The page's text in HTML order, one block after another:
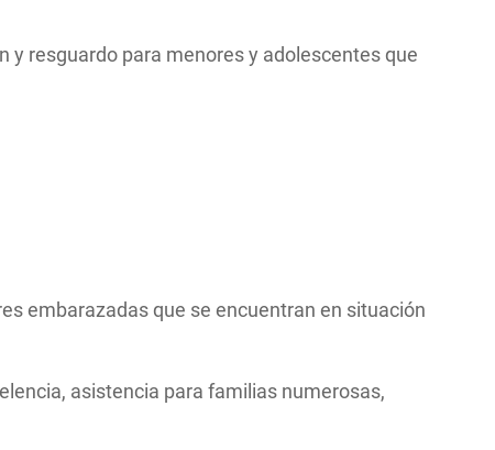
y resguardo para menores y adolescentes que
embarazadas que se encuentran en situación
asistencia para familias numerosas,